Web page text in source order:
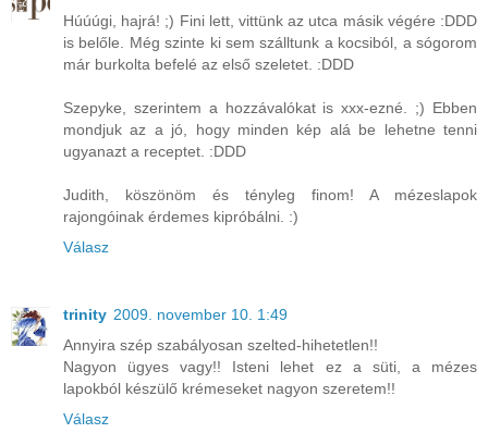
Húúúgi, hajrá! ;) Fini lett, vittünk az utca másik végére :DDD
is belőle. Még szinte ki sem szálltunk a kocsiból, a sógorom
már burkolta befelé az első szeletet. :DDD
Szepyke, szerintem a hozzávalókat is xxx-ezné. ;) Ebben
mondjuk az a jó, hogy minden kép alá be lehetne tenni
ugyanazt a receptet. :DDD
Judith, köszönöm és tényleg finom! A mézeslapok
rajongóinak érdemes kipróbálni. :)
Válasz
trinity 2009. november 10. 1:49
Annyira szép szabályosan szelted-hihetetlen!!
Nagyon ügyes vagy!! Isteni lehet ez a süti, a mézes
lapokból készülő krémeseket nagyon szeretem!!
Válasz